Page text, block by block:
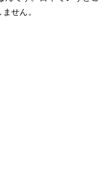
せん。